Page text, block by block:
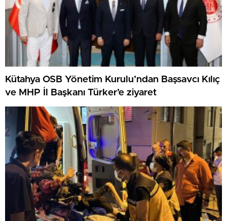
Kütahya OSB Yönetim Kurulu’ndan Başsavcı Kılıç
ve MHP İl Başkanı Türker’e ziyaret